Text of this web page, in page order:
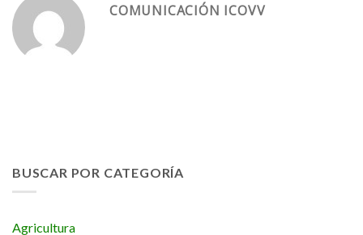
COMUNICACIÓN ICOVV
BUSCAR POR CATEGORÍA
Agricultura